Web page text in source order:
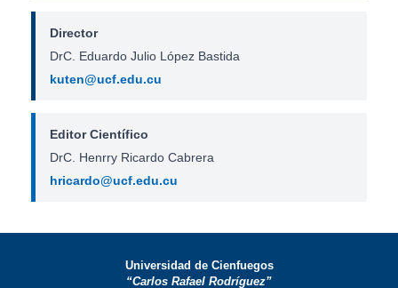
Director
DrC. Eduardo Julio López Bastida
kuten@ucf.edu.cu
Editor Científico
DrC. Henrry Ricardo Cabrera
hricardo@ucf.edu.cu
Universidad de Cienfuegos
“Carlos Rafael Rodríguez”